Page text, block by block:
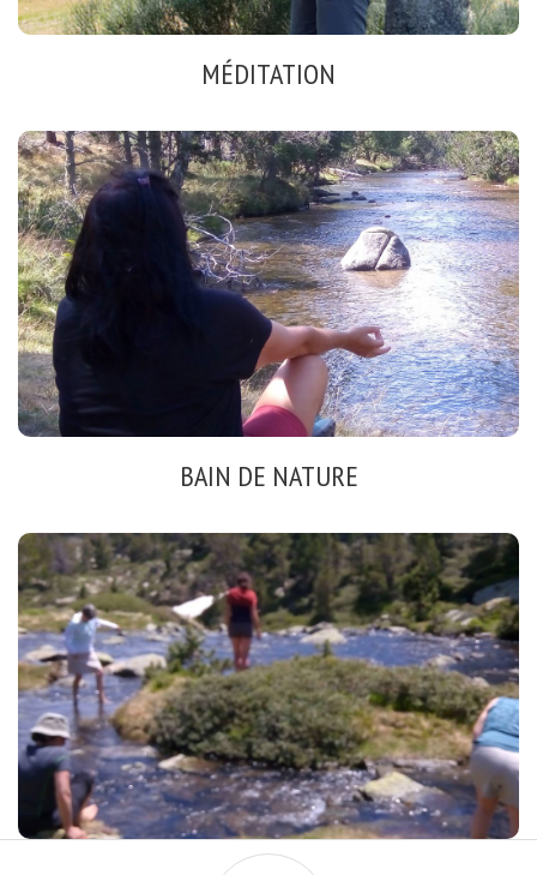
MÉDITATION
INSTANT POUR SOI
calme intérieur
se ressourcer
BAIN DE NATURE
IMMERSION TOTALE
Eveil des Sens
Ancrages